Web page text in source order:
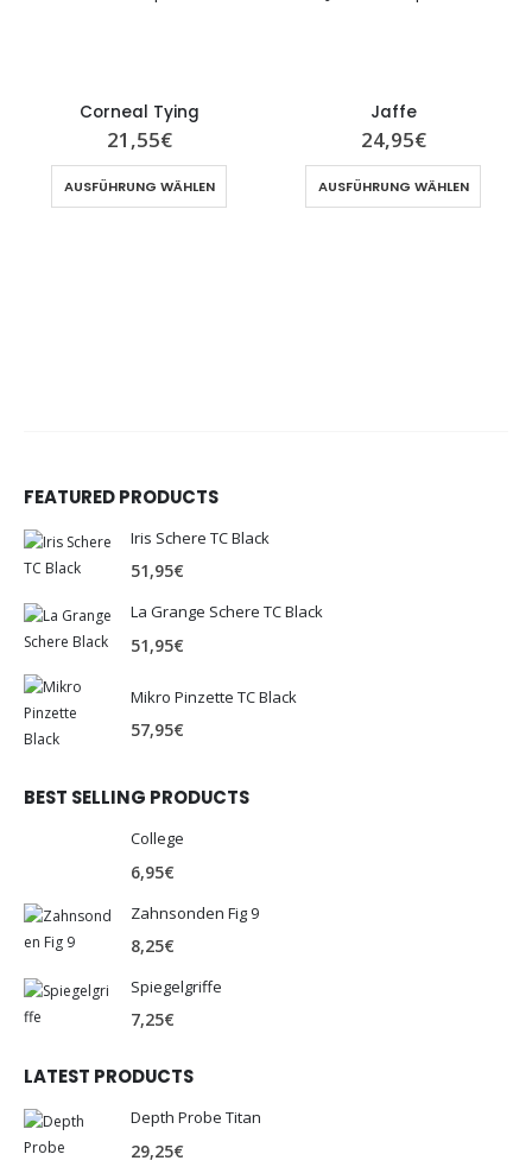
Corneal Tying
21,55€
AUSFÜHRUNG WÄHLEN
Jaffe
24,95€
AUSFÜHRUNG WÄHLEN
FEATURED PRODUCTS
Iris Schere TC Black
51,95€
La Grange Schere TC Black
51,95€
Mikro Pinzette TC Black
57,95€
BEST SELLING PRODUCTS
College
6,95€
Zahnsonden Fig 9
8,25€
Spiegelgriffe
7,25€
LATEST PRODUCTS
Depth Probe Titan
29,25€